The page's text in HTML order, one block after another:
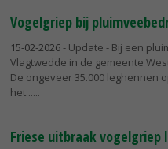
Vogelgriep bij
15-02-2026- Update - Bij een
Vlagtwedde in de gemeente
De ongeveer 35.000 leghennen
het...
Friese uitbraak